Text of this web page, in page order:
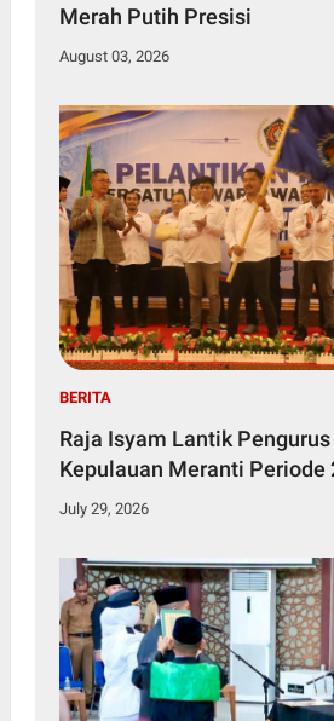
Merah Putih Presisi
August 03, 2026
BERITA
Raja Isyam Lantik Pengurus
Kepulauan Meranti Periode
July 29, 2026